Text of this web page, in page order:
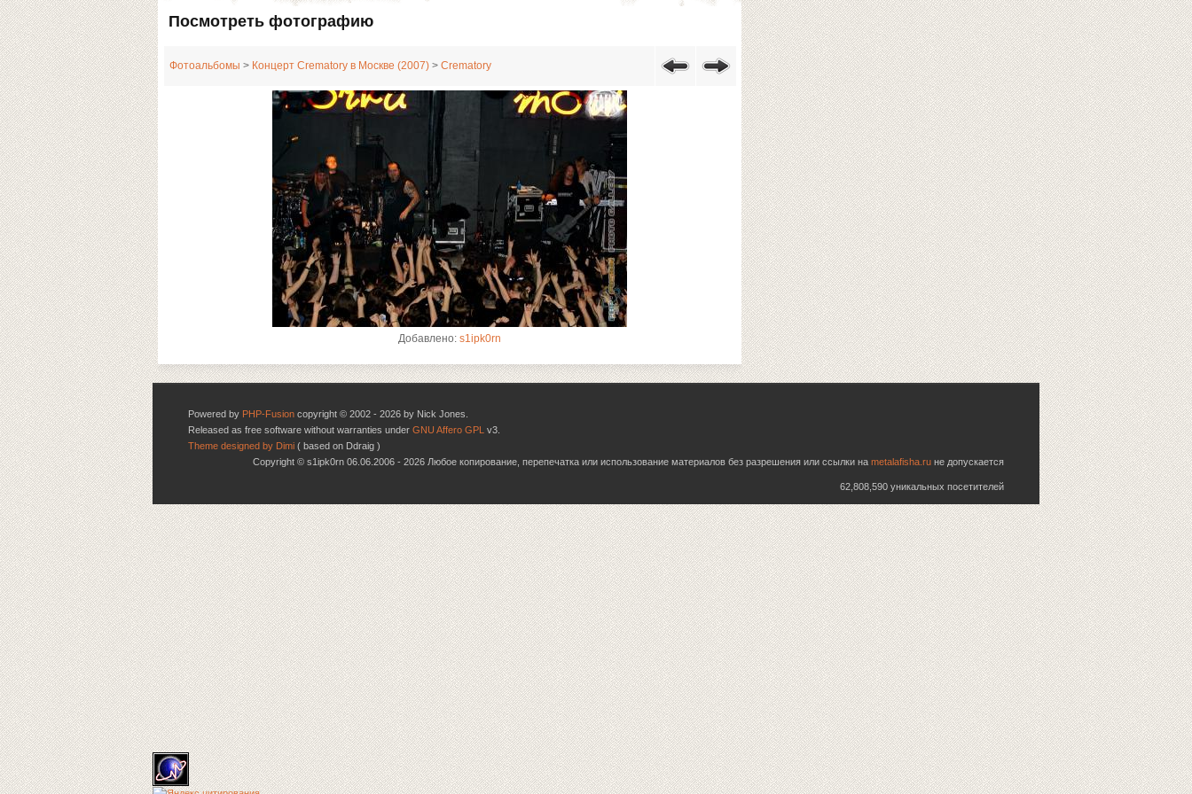
Посмотреть фотографию
Фотоальбомы > Концерт Crematory в Москве (2007) > Crematory
Добавлено: s1ipk0rn
Powered by PHP-Fusion copyright © 2002 - 2026 by Nick Jones.
Released as free software without warranties under GNU Affero GPL v3.
Theme designed by Dimi ( based on Ddraig )
Copyright © s1ipk0rn 06.06.2006 - 2026 Любое копирование, перепечатка или использование материалов без разрешения или ссылки на metalafisha.ru не допускается
62,808,590 уникальных посетителей